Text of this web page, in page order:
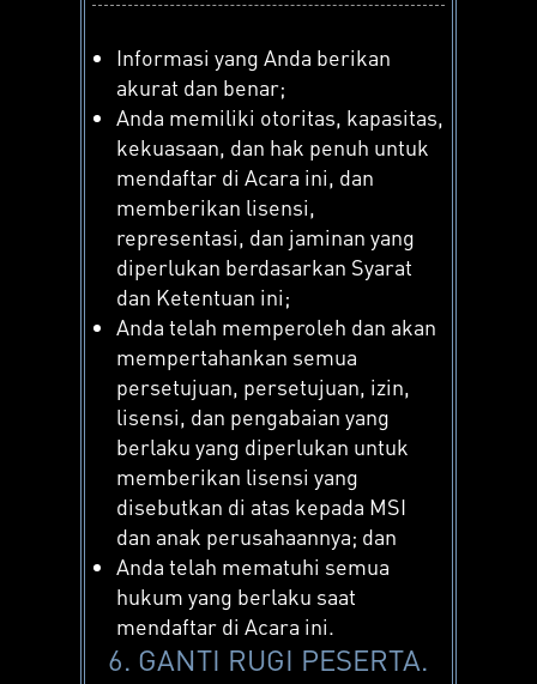
Informasi yang Anda berikan
akurat dan benar;
Anda memiliki otoritas, kapasitas,
kekuasaan, dan hak penuh untuk
mendaftar di Acara ini, dan
memberikan lisensi,
representasi, dan jaminan yang
diperlukan berdasarkan Syarat
dan Ketentuan ini;
Anda telah memperoleh dan akan
mempertahankan semua
persetujuan, persetujuan, izin,
lisensi, dan pengabaian yang
berlaku yang diperlukan untuk
memberikan lisensi yang
disebutkan di atas kepada MSI
dan anak perusahaannya; dan
Anda telah mematuhi semua
hukum yang berlaku saat
mendaftar di Acara ini.
6. GANTI RUGI PESERTA.